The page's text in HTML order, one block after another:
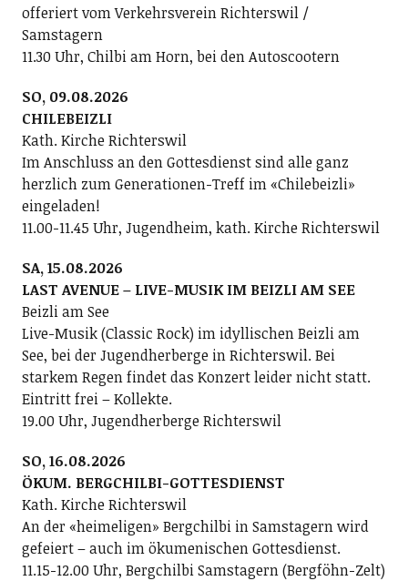
offeriert vom Verkehrsverein Richterswil /
Samstagern
11.30 Uhr, Chilbi am Horn, bei den Autoscootern
SO, 09.08.2026
CHILEBEIZLI
Kath. Kirche Richterswil
Im Anschluss an den Gottesdienst sind alle ganz
herzlich zum Generationen-Treff im «Chilebeizli»
eingeladen!
11.00-11.45 Uhr, Jugendheim, kath. Kirche Richterswil
SA, 15.08.2026
LAST AVENUE – LIVE-MUSIK IM BEIZLI AM SEE
Beizli am See
Live-Musik (Classic Rock) im idyllischen Beizli am
See, bei der Jugendherberge in Richterswil. Bei
starkem Regen findet das Konzert leider nicht statt.
Eintritt frei – Kollekte.
19.00 Uhr, Jugendherberge Richterswil
SO, 16.08.2026
ÖKUM. BERGCHILBI-GOTTESDIENST
Kath. Kirche Richterswil
An der «heimeligen» Bergchilbi in Samstagern wird
gefeiert – auch im ökumenischen Gottesdienst.
11.15-12.00 Uhr, Bergchilbi Samstagern (Bergföhn-Zelt)